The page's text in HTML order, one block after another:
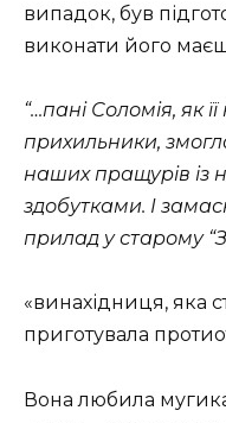
випадок, був
виконати його
“…пані Соломія, як
прихильники,
наших пращурів із
здобутками. І
прилад у старому
«винахідниця, яка
приготувала
Вона любила